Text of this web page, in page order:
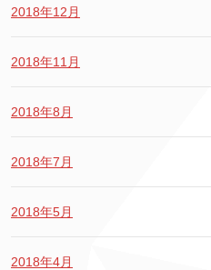
2018年12月
2018年11月
2018年8月
2018年7月
2018年5月
2018年4月